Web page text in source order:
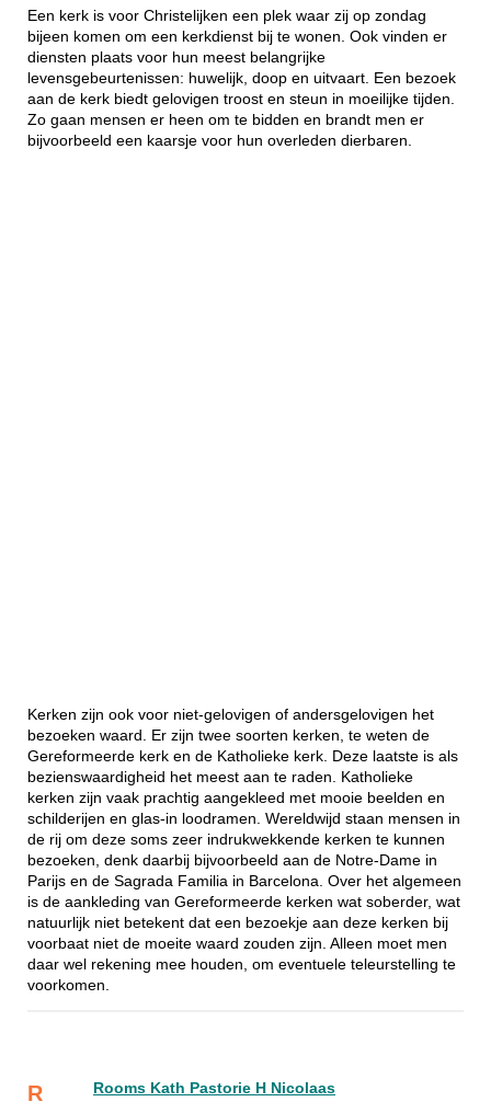
Een kerk is voor Christelijken een plek waar zij op zondag
bijeen komen om een kerkdienst bij te wonen. Ook vinden er
diensten plaats voor hun meest belangrijke
levensgebeurtenissen: huwelijk, doop en uitvaart. Een bezoek
aan de kerk biedt gelovigen troost en steun in moeilijke tijden.
Zo gaan mensen er heen om te bidden en brandt men er
bijvoorbeeld een kaarsje voor hun overleden dierbaren.
Kerken zijn ook voor niet-gelovigen of andersgelovigen het
bezoeken waard. Er zijn twee soorten kerken, te weten de
Gereformeerde kerk en de Katholieke kerk. Deze laatste is als
bezienswaardigheid het meest aan te raden. Katholieke
kerken zijn vaak prachtig aangekleed met mooie beelden en
schilderijen en glas-in loodramen. Wereldwijd staan mensen in
de rij om deze soms zeer indrukwekkende kerken te kunnen
bezoeken, denk daarbij bijvoorbeeld aan de Notre-Dame in
Parijs en de Sagrada Familia in Barcelona. Over het algemeen
is de aankleding van Gereformeerde kerken wat soberder, wat
natuurlijk niet betekent dat een bezoekje aan deze kerken bij
voorbaat niet de moeite waard zouden zijn. Alleen moet men
daar wel rekening mee houden, om eventuele teleurstelling te
voorkomen.
R Rooms Kath Pastorie H Nicolaas